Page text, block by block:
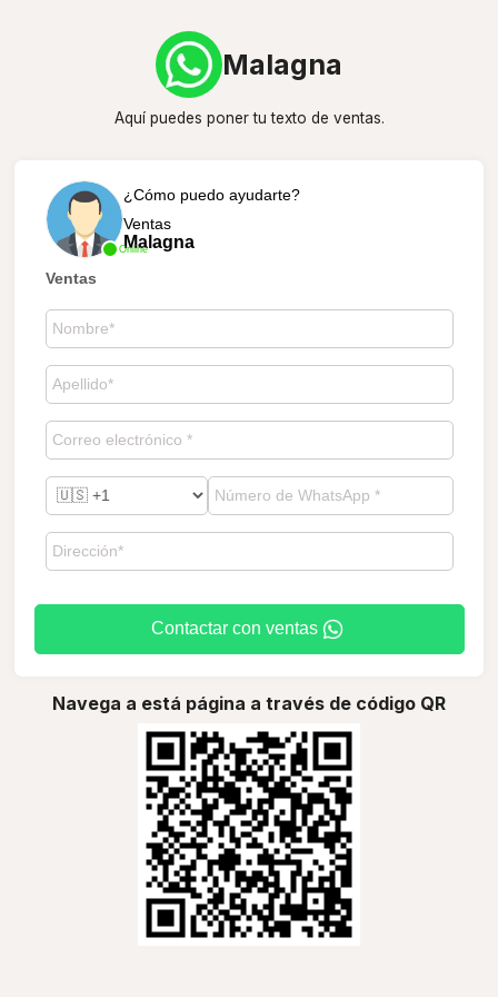
Malagna
Aquí puedes poner tu texto de ventas.
Online
¿Cómo puedo ayudarte?
Ventas
Malagna
Ventas
Contactar con ventas
Navega a está página a través de código QR